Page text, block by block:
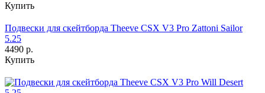
Купить
Подвески для скейтборда Theeve CSX V3 Pro Zattoni Sailor
5.25
4490 р.
Купить